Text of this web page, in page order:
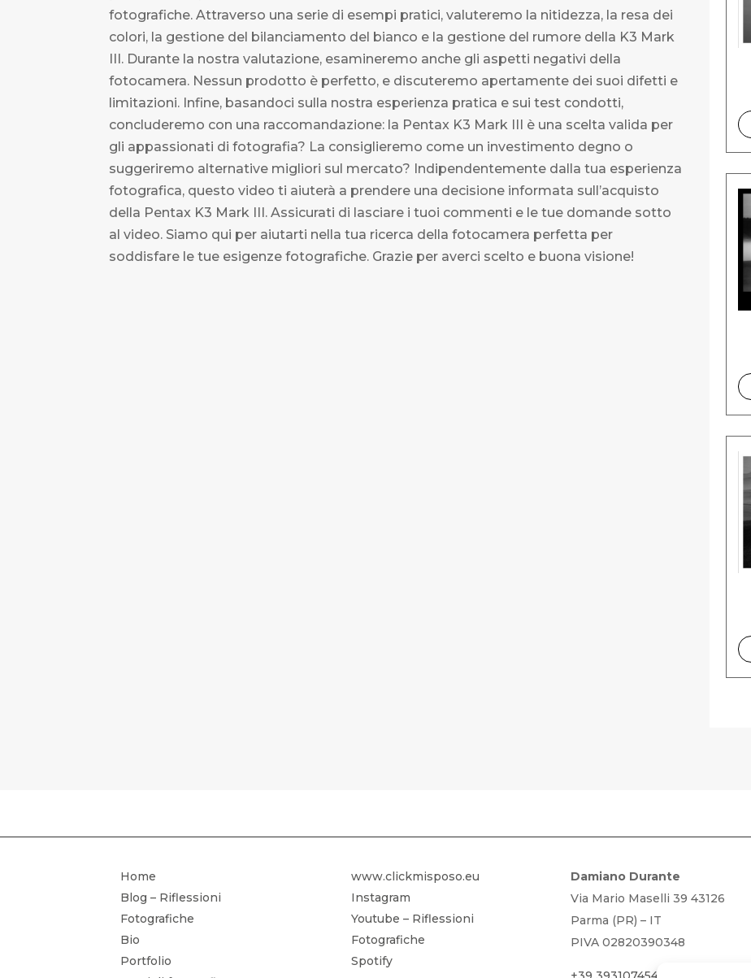
fotografiche. Attraverso una serie di esempi pratici, valuteremo la nitidezza, la resa dei
colori, la gestione del bilanciamento del bianco e la gestione del rumore della K3 Mark
III. Durante la nostra valutazione, esamineremo anche gli aspetti negativi della
fotocamera. Nessun prodotto è perfetto, e discuteremo apertamente dei suoi difetti e
limitazioni. Infine, basandoci sulla nostra esperienza pratica e sui test condotti,
concluderemo con una raccomandazione: la Pentax K3 Mark III è una scelta valida per
gli appassionati di fotografia? La consiglieremo come un investimento degno o
suggeriremo alternative migliori sul mercato? Indipendentemente dalla tua esperienza
fotografica, questo video ti aiuterà a prendere una decisione informata sull’acquisto
della Pentax K3 Mark III. Assicurati di lasciare i tuoi commenti e le tue domande sotto
al video. Siamo qui per aiutarti nella tua ricerca della fotocamera perfetta per
soddisfare le tue esigenze fotografiche. Grazie per averci scelto e buona visione!
Home
Blog – Riflessioni
Fotografiche
Bio
Portfolio
www.clickmisposo.eu
Instagram
Youtube – Riflessioni
Fotografiche
Spotify
Damiano Durante
Via Mario Maselli 39 43126
Parma (PR) – IT
PIVA 02820390348